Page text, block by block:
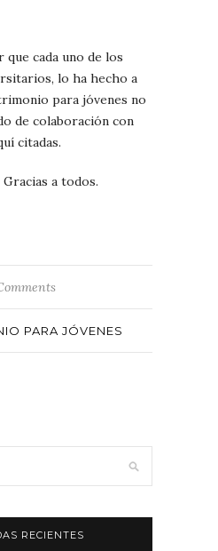
cada uno de los
lo ha hecho a
para jóvenes no
de colaboración con
citadas.
a todos.
PARA JÓVENES
RECIENTES